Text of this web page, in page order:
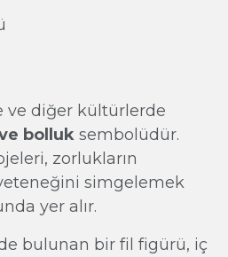
ve diğer kültürlerde
ve bolluk sembolüdür.
zorlukların
simgelemek
yer alır.
bulunan bir fil figürü, iç